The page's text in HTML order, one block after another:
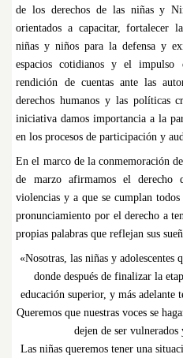
de los derechos de las niñas y
orientados a capacitar, fortalecer
niñas y niños para la defensa y
espacios cotidianos y el
rendición de cuentas ante las
derechos humanos y las políticas
iniciativa damos importancia a la
en los procesos de participación y
En el marco de la conmemoración
de marzo afirmamos el
violencias y a que se cumplan todos
pronunciamiento por el derecho a
propias palabras que reflejan sus
«Nosotras, las niñas y adolescentes
donde después de finalizar la
educación superior, y más adelante
Queremos que nuestras voces se
dejen de ser vulnerados
Las niñas queremos tener una